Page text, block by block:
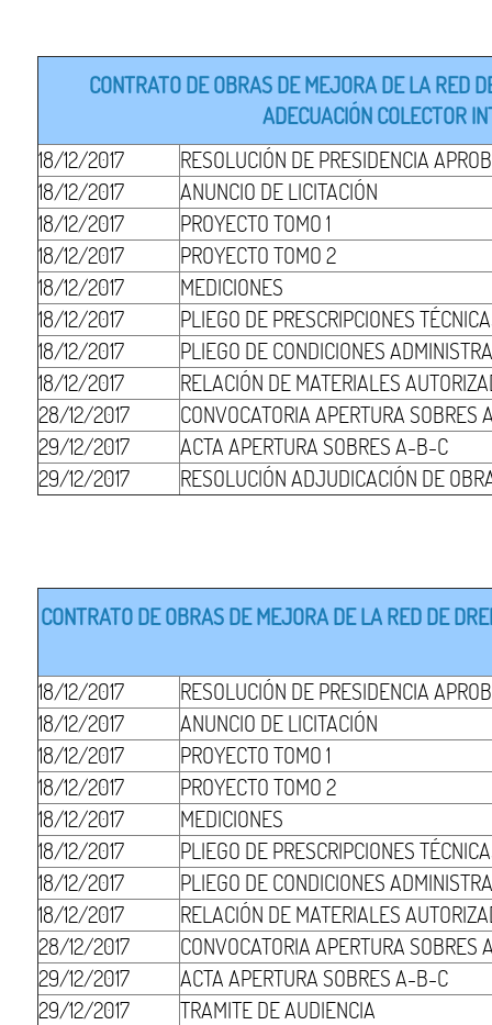
CONTRATO DE OBRAS DE MEJORA DE LA RED
ADECUACIÓN COLECTOR
18/12/2017
RESOLUCIÓN DE PRESIDENCIA
18/12/2017
ANUNCIO DE LICITACIÓN
18/12/2017
PROYECTO TOMO 1
18/12/2017
PROYECTO TOMO 2
18/12/2017
MEDICIONES
18/12/2017
PLIEGO DE PRESCRIPCIONES
18/12/2017
PLIEGO DE CONDICIONES
18/12/2017
RELACIÓN DE MATERIALES
28/12/2017
CONVOCATORIA APERTURA SOBRES
29/12/2017
ACTA APERTURA SOBRES A-B-C
29/12/2017
RESOLUCIÓN ADJUDICACIÓN DE
CONTRATO DE OBRAS DE MEJORA DE LA RED DE
18/12/2017
RESOLUCIÓN DE PRESIDENCIA
18/12/2017
ANUNCIO DE LICITACIÓN
18/12/2017
PROYECTO TOMO 1
18/12/2017
PROYECTO TOMO 2
18/12/2017
MEDICIONES
18/12/2017
PLIEGO DE PRESCRIPCIONES
18/12/2017
PLIEGO DE CONDICIONES
18/12/2017
RELACIÓN DE MATERIALES
28/12/2017
CONVOCATORIA APERTURA SOBRES
29/12/2017
ACTA APERTURA SOBRES A-B-C
29/12/2017
TRAMITE DE AUDIENCIA